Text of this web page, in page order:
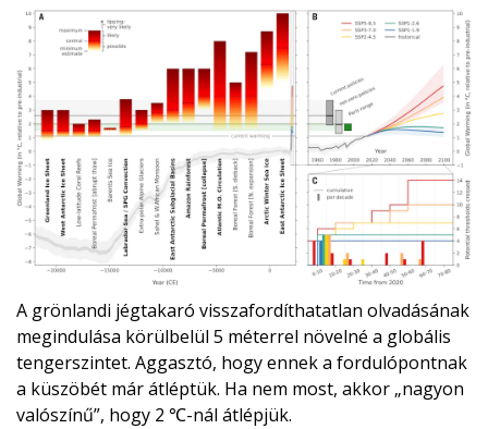
A grönlandi jégtakaró visszafordíthatatlan olvadásának
megindulása körülbelül 5 méterrel növelné a globális
tengerszintet. Aggasztó, hogy ennek a fordulópontnak
a küszöbét már átléptük. Ha nem most, akkor „nagyon
valószínű”, hogy 2 ℃-nál átlépjük.